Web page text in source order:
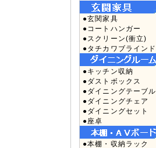
●玄関家具
●コートハンガー
●スクリーン(衝立)
●タチカワブラインド
●キッチン収納
●ダストボックス
●ダイニングテーブル
●ダイニングチェア
●ダイニングセット
●座卓
●本棚・収納ラック